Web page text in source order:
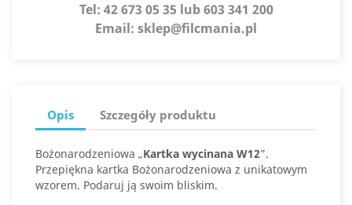
Tel: 42 673 05 35 lub 603 341 200
Email: sklep@filcmania.pl
Opis Szczegóły produktu
Bożonarodzeniowa „Kartka wycinana W12”.
Przepiękna kartka Bożonarodzeniowa z unikatowym
wzorem. Podaruj ją swoim bliskim.